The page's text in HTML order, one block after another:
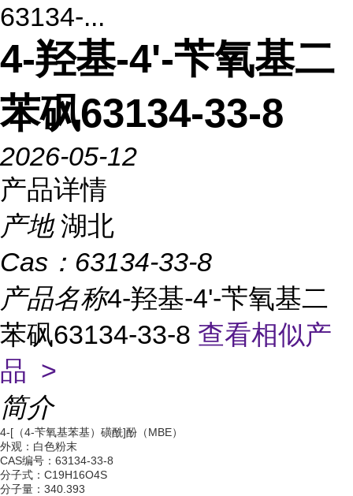
63134-...
4-羟基-4'-苄氧基二
苯砜63134-33-8
2026-05-12
产品详情
产地 湖北
Cas： 63134-33-8
产品名称4-羟基-4'-苄氧基二
苯砜63134-33-8 查看相似产
品 >
简介
4-[（4-苄氧基苯基）磺酰]酚（MBE）
外观：白色粉末
CAS编号：63134-33-8
分子式：C19H16O4S
分子量：340.393